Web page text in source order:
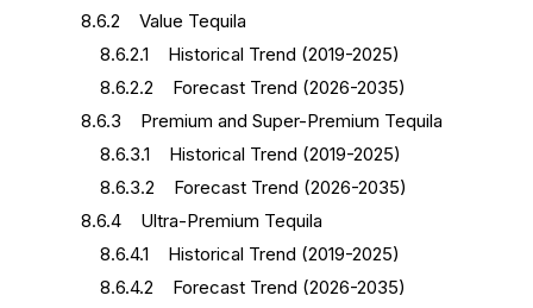
8.6.2 Value Tequila
8.6.2.1 Historical Trend (2019-2025)
8.6.2.2 Forecast Trend (2026-2035)
8.6.3 Premium and Super-Premium Tequila
8.6.3.1 Historical Trend (2019-2025)
8.6.3.2 Forecast Trend (2026-2035)
8.6.4 Ultra-Premium Tequila
8.6.4.1 Historical Trend (2019-2025)
8.6.4.2 Forecast Trend (2026-2035)